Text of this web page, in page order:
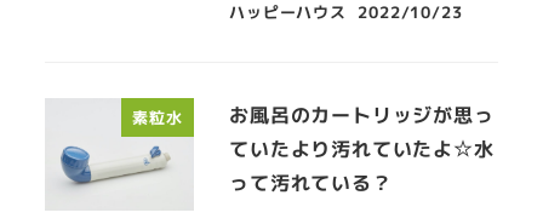
ハッピーハウス 2022/10/23
素粒水
お風呂のカートリッジが思っ
ていたより汚れていたよ☆水
って汚れている？